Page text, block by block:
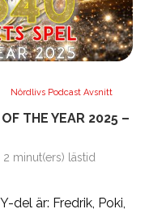
Nördlivs Podcast Avsnitt
THE YEAR 2025 –
2 minut(ers) lästid
del är: Fredrik, Poki,